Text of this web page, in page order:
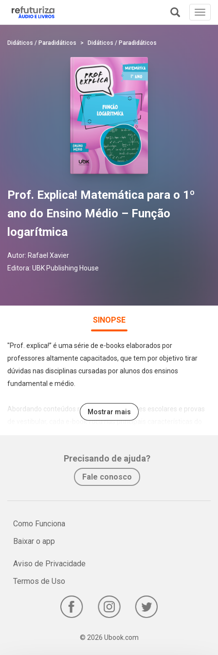
Didáticos / Paradidáticos Didáticos / Paradidáticos
Prof. Explica! Matemática para o 1º
ano do Ensino Médio – Função
logarítmica
Autor: Rafael Xavier
Editora: UBK Publishing House
SINOPSE
"Prof. explica!” é uma série de e-books elaborados por
professores altamente capacitados, que tem por objetivo tirar
dúvidas nas disciplinas cursadas por alunos dos ensinos
fundamental e médio.
Abordando conteúdos recorrentes em testes escolares e provas
de vestibular, cada e-book foca nas principais características do
No e-book "Prof. explica!” Matemática para o 1º ano do Ensino
Médio serão vistos os principais pontos sobre as Funções
Mostrar mais
Precisando de ajuda?
Fale conosco
Como Funciona
Baixar o app
Aviso de Privacidade
Termos de Uso
© 2026 Ubook.com